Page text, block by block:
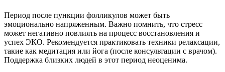
Период после пункции фолликулов может быть
эмоционально напряженным. Важно помнить, что стресс
может негативно повлиять на процесс восстановления и
успех ЭКО. Рекомендуется практиковать техники релаксации,
такие как медитация или йога (после консультации с врачом).
Поддержка близких людей в этот период неоценима.